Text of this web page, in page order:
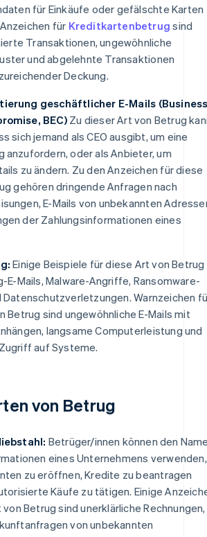
für Einkäufe oder gefälschte Karten
für Kreditkartenbetrug sind
Transaktionen, ungewöhnliche
und abgelehnte Transaktionen
Deckung.
geschäftlicher E-Mails
BEC)Zu dieser Art von Betrug
sich jemand als CEO ausgibt, um eine
anzufordern, oder als Anbieter, um
zu ändern. Zu den Anzeichen für diese
gehören dringende Anfragen nach
E-Mails von unbekannten
der Zahlungsinformationen eines
Einige Beispiele für diese Art von Betrug
E-Mails, Malware-Angriffe, Ransomware-
Warnzeichen
Betrug sind ungewöhnliche E-Mails mit
langsame Computerleistung und
auf Systeme.
von Betrug
Betrüger/innen können den
eines Unternehmens verwenden,
zu eröffnen, Kredite zu beantragen
Käufe zu tätigen. Einige
Betrug sind unerklärliche Rechnungen,
von unbekannten